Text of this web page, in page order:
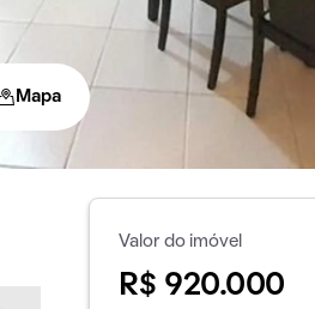
Mapa
Valor do imóvel
R$ 920.000